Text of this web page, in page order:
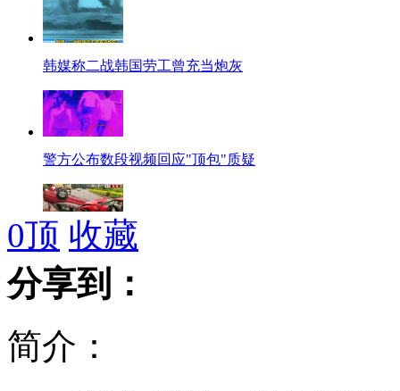
韩媒称二战韩国劳工曾充当炮灰
警方公布数段视频回应"顶包"质疑
警方公布飙车案车内血迹DNA对比结果
乌克兰官员倒卖门票丢“饭碗”
0顶 收藏
分享到：
简介：